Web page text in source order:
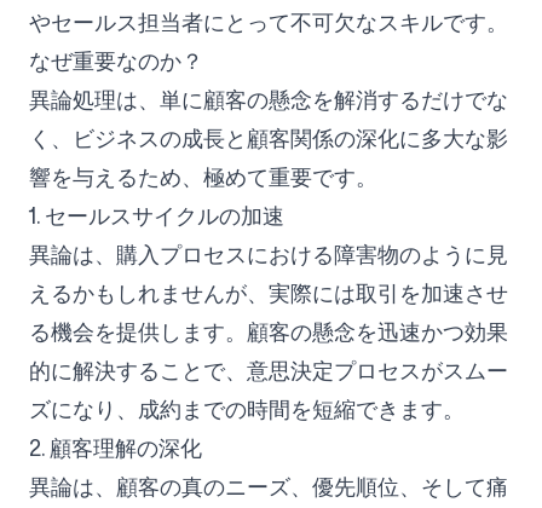
やセールス担当者にとって不可欠なスキルです。
なぜ重要なのか？
異論処理は、単に顧客の懸念を解消するだけでな
く、ビジネスの成長と顧客関係の深化に多大な影
響を与えるため、極めて重要です。
1. セールスサイクルの加速
異論は、購入プロセスにおける障害物のように見
えるかもしれませんが、実際には取引を加速させ
る機会を提供します。顧客の懸念を迅速かつ効果
的に解決することで、意思決定プロセスがスムー
ズになり、成約までの時間を短縮できます。
2. 顧客理解の深化
異論は、顧客の真のニーズ、優先順位、そして痛